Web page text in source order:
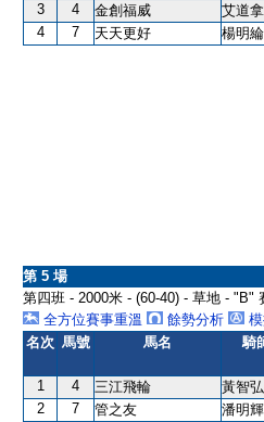
3
4 金創福威 艾道拿
4
7 天天更好 楊明綸
第 5 場
第四班 - 2000米 - (60-40) - 草地 - "B"
全方位賽事重溫
餘勢分析
名次 馬號 馬名 騎
1 4 三江飛輪 黃智弘
2
7 管之友 潘明輝